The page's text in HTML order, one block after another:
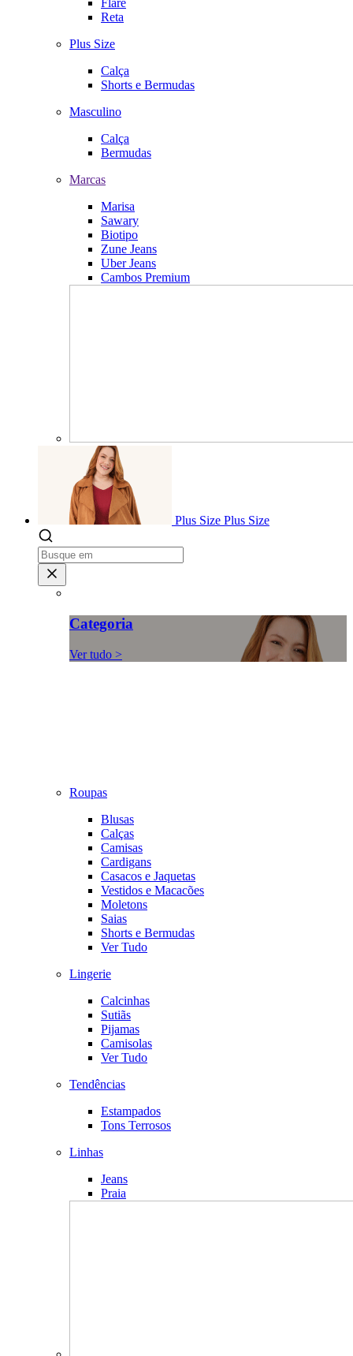
Flare
Reta
Plus Size
Calça
Shorts e Bermudas
Masculino
Calça
Bermudas
Marcas
Marisa
Sawary
Biotipo
Zune Jeans
Uber Jeans
Cambos Premium
Plus Size Plus Size
Categoria
Ver tudo >
Roupas
Blusas
Calças
Camisas
Cardigans
Casacos e Jaquetas
Vestidos e Macacões
Moletons
Saias
Shorts e Bermudas
Ver Tudo
Lingerie
Calcinhas
Sutiãs
Pijamas
Camisolas
Ver Tudo
Tendências
Estampados
Tons Terrosos
Linhas
Jeans
Praia